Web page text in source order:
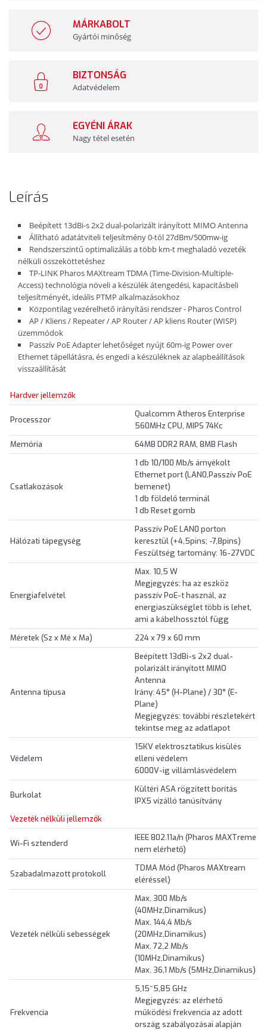
MÁRKABOLT
Gyártói minőség
BIZTONSÁG
Adatvédelem
EGYÉNI ÁRAK
Nagy tétel esetén
Leírás
Beépített 13dBi-s 2x2 dual-polarizált irányított MIMO Antenna
Állítható adatátviteli teljesítmény 0-tól 27dBm/500mw-ig
Rendszerszintű optimalizálás a több km-t meghaladó vezeték
nélküli összeköttetéshez
TP-LINK Pharos MAXtream TDMA (Time-Division-Multiple-
Access) technológia növeli a készülék átengedési, kapacitásbeli
teljesítményét, ideális PTMP alkalmazásokhoz
Központilag vezérelhető irányítási rendszer - Pharos Control
AP / Kliens / Repeater / AP Router / AP kliens Router (WISP)
üzemmódok
Passzív PoE Adapter lehetőséget nyújt 60m-ig Power over
Ethernet tápellátásra, és engedi a készüléknek az alapbeállítások
visszaállítását
Hardver jellemzők
Processzor
Qualcomm Atheros Enterprise
560MHz CPU, MIPS 74Kc
Memória
64MB DDR2 RAM, 8MB Flash
Csatlakozások
1 db 10/100 Mb/s árnyékolt
Ethernet port (LAN0,Passzív PoE
bemenet)
1 db földelő terminál
1 db Reset gomb
Hálózati tápegység
Passzív PoE LAN0 porton
keresztül (+4,5pins; -7,8pins)
Feszültség tartomány: 16-27VDC
Energiafelvétel
Max. 10,5 W
Megjegyzés: ha az eszköz
passzív PoE-t használ, az
energiaszükséglet több is lehet,
ami a kábelhossztól függ
Méretek (Sz x Mé x Ma)
224 x 79 x 60 mm
Antenna típusa
Beépített 13dBi-s 2x2 dual-
polarizált irányított MIMO
Antenna
Irány: 45° (H-Plane) / 30° (E-
Plane)
Megjegyzés: további részletekért
tekintse meg az adatlapot
Védelem
15KV elektrosztatikus kisülés
elleni védelem
6000V-ig villámlásvédelem
Burkolat
Kültéri ASA rögzített borítás
IPX5 vízálló tanúsítvány
Vezeték nélküli jellemzők
Wi-Fi sztenderd
IEEE 802.11a/n (Pharos MAXTreme
nem elérhető)
Szabadalmazott protokoll
TDMA Mód (Pharos MAXtream
eléréssel)
Vezeték nélküli sebességek
Max. 300 Mb/s
(40MHz,Dinamikus)
Max. 144,4 Mb/s
(20MHz,Dinamikus)
Max. 72,2 Mb/s
(10MHz,Dinamikus)
Max. 36,1 Mb/s (5MHz,Dinamikus)
Frekvencia
5,15~5,85 GHz
Megjegyzés: az elérhető
működési frekvencia az adott
ország szabályozásai alapján